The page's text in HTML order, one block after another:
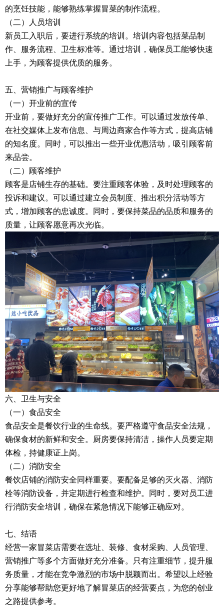
的烹饪技能，能够熟练掌握冒菜的制作流程。
（二）人员培训
新员工入职后，要进行系统的培训。培训内容包括菜品制
作、服务流程、卫生标准等。通过培训，确保员工能够快速
上手，为顾客提供优质的服务。
五、营销推广与顾客维护
（一）开业前的宣传
开业前，要做好充分的宣传推广工作。可以通过发放传单、
在社交媒体上发布信息、与周边商家合作等方式，提高店铺
的知名度。同时，可以推出一些开业优惠活动，吸引顾客前
来品尝。
（二）顾客维护
顾客是店铺生存的基础。要注重顾客体验，及时处理顾客的
投诉和建议。可以通过建立会员制度、推出积分活动等方
式，增加顾客的忠诚度。同时，要保持菜品的品质和服务的
质量，让顾客愿意再次光临。
六、卫生与安全
（一）食品安全
食品安全是餐饮行业的生命线。要严格遵守食品安全法规，
确保食材的新鲜和安全。厨房要保持清洁，操作人员要定期
体检，持健康证上岗。
（二）消防安全
餐饮店铺的消防安全同样重要。要配备足够的灭火器、消防
栓等消防设备，并定期进行检查和维护。同时，要对员工进
行消防安全培训，确保在紧急情况下能够正确应对。
七、结语
经营一家冒菜店需要在选址、装修、食材采购、人员管理、
营销推广等多个方面做好充分准备。只有注重细节，提升服
务质量，才能在竞争激烈的市场中脱颖而出。希望以上经验
分享能够帮助您更好地了解冒菜店的经营要点，为您的创业
之路提供参考。